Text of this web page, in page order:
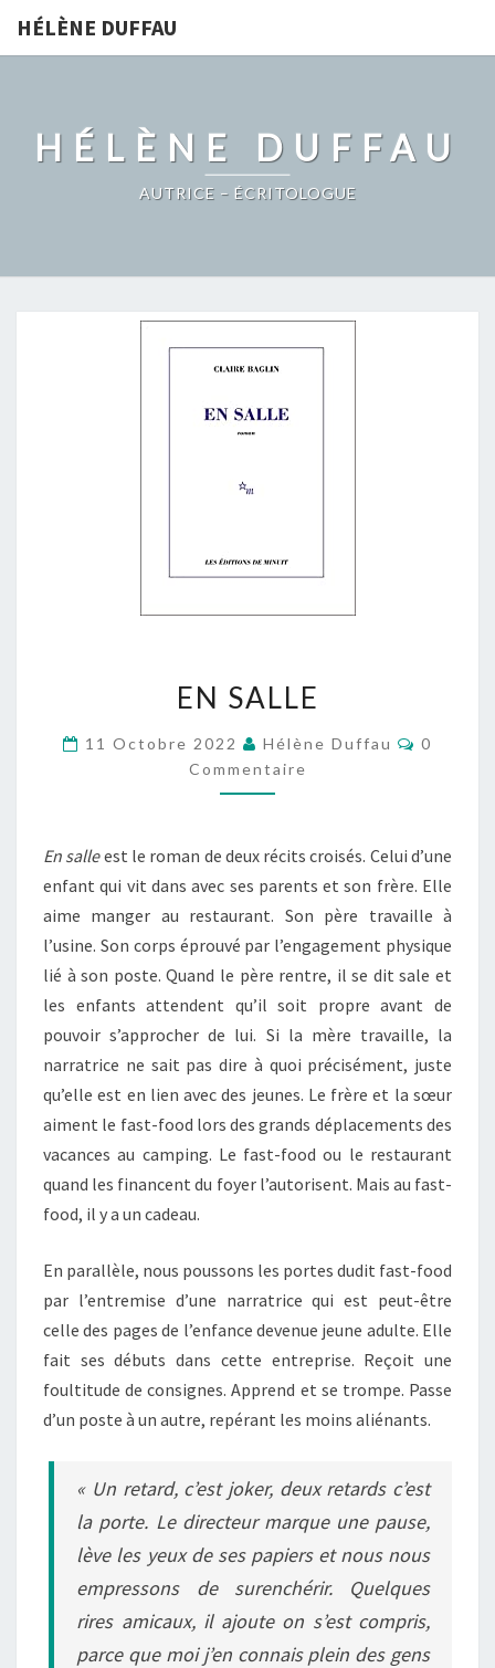
HÉLÈNE DUFFAU
HÉLÈNE DUFFAU
AUTRICE – ÉCRITOLOGUE
SALLE
EN SALLE
11 Octobre 2022 Hélène Duffau
0
Commentaire
En salleest le roman de deux récits croisés. Celui d’une
enfant qui vit dans avec ses parents et son frère. Elle
aime manger au restaurant. Son père travaille à
l’usine. Son corps éprouvé par l’engagement physique
lié à son poste. Quand le père rentre, il se dit sale et
les enfants attendent qu’il soit propre avant de
pouvoir s’approcher de lui. Si la mère travaille, la
narratrice ne sait pas dire à quoi précisément, juste
qu’elle est en lien avec des jeunes. Le frère et la sœur
aiment le fast-food lors des grands déplacements des
vacances au camping. Le fast-food ou le restaurant
quand les financent du foyer l’autorisent. Mais au fast-
food, il y a un cadeau.
En parallèle, nous poussons les portes dudit fast-food
par l’entremise d’une narratrice qui est peut-être
celle des pages de l’enfance devenue jeune adulte. Elle
fait ses débuts dans cette entreprise. Reçoit une
foultitude de consignes. Apprend et se trompe. Passe
d’un poste à un autre, repérant les moins aliénants.
« Un retard, c’est joker, deux retards c’est
la porte. Le directeur marque une pause,
lève les yeux de ses papiers et nous nous
empressons de surenchérir. Quelques
rires amicaux, il ajoute on s’est compris,
parce que moi j’en connais plein des gens